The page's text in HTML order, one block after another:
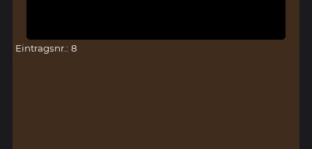
Eintragsnr.: 8